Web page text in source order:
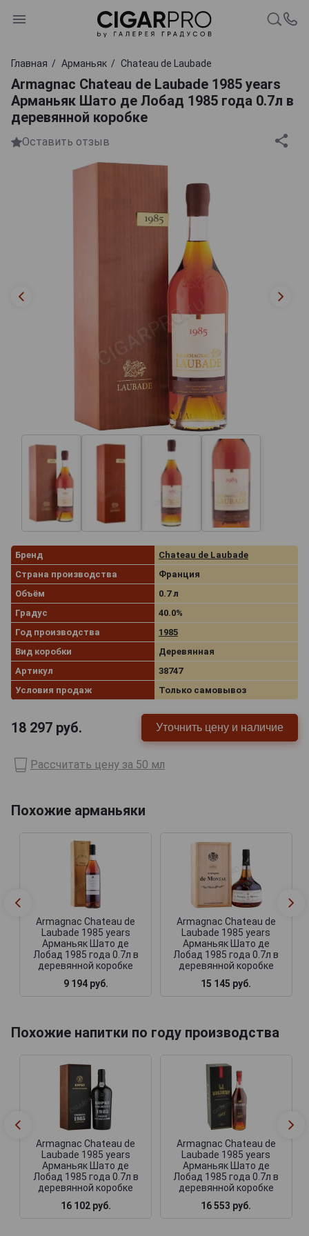
Главная Арманьяк Chateau de Laubade
Armagnac Chateau de Laubade 1985 years
Арманьяк Шато де Лобад 1985 года 0.7л в
деревянной коробке
Оставить отзыв
Бренд
Chateau de Laubade
Страна производства
Франция
Объём
0.7 л
Градус
40.0%
Год производства
1985
Вид коробки
Деревянная
Артикул
38747
Условия продаж
Только самовывоз
18 297 руб. Уточнить цену и наличие
Рассчитать цену за 50 мл
Похожие арманьяки
Armagnac Chateau de
Laubade 1985 years
Арманьяк Шато де
Лобад 1985 года 0.7л в
деревянной коробке
9 194 руб.
Armagnac Chateau de
Laubade 1985 years
Арманьяк Шато де
Лобад 1985 года 0.7л в
деревянной коробке
15 145 руб.
Похожие напитки по году производства
Armagnac Chateau de
Laubade 1985 years
Арманьяк Шато де
Лобад 1985 года 0.7л в
деревянной коробке
16 102 руб.
Armagnac Chateau de
Laubade 1985 years
Арманьяк Шато де
Лобад 1985 года 0.7л в
деревянной коробке
16 553 руб.